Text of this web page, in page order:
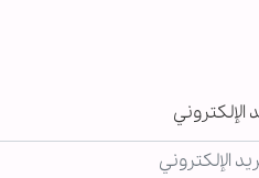
الإلكتروني